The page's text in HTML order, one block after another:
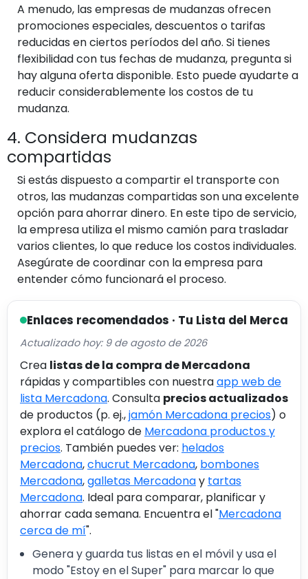
A menudo, las empresas de mudanzas ofrecen
promociones especiales, descuentos o tarifas
reducidas en ciertos períodos del año. Si tienes
flexibilidad con tus fechas de mudanza, pregunta si
hay alguna oferta disponible. Esto puede ayudarte a
reducir considerablemente los costos de tu
mudanza.
4. Considera mudanzas
compartidas
Si estás dispuesto a compartir el transporte con
otros, las mudanzas compartidas son una excelente
opción para ahorrar dinero. En este tipo de servicio,
la empresa utiliza el mismo camión para trasladar
varios clientes, lo que reduce los costos individuales.
Asegúrate de coordinar con la empresa para
entender cómo funcionará el proceso.
Enlaces recomendados · Tu Lista del Merca
Actualizado hoy: 9 de agosto de 2026
Crea listas de la compra de Mercadona
rápidas y compartibles con nuestraapp web de
lista Mercadona. Consulta precios actualizados
de productos (p. ej.,jamón Mercadona precios) o
explora el catálogo de Mercadona productos y
precios. También puedes ver: helados
Mercadona,chucrut Mercadona, bombones
Mercadona,galletas Mercadonay tartas
Mercadona. Ideal para comparar, planificar y
ahorrar cada semana. Encuentra el "Mercadona
cerca de mí".
Genera y guarda tus listas en el móvil y usa el
modo "Estoy en el Super" para marcar lo que